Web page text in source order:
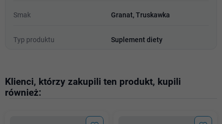
Smak Granat, Truskawka
Typ produktu Suplement diety
Klienci, którzy zakupili ten produkt, kupili
również: